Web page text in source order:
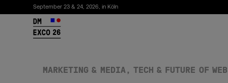
September 23 & 24, 2026, in Köln
26
MARKETING & MEDIA TECH & FUTURE OF WEB